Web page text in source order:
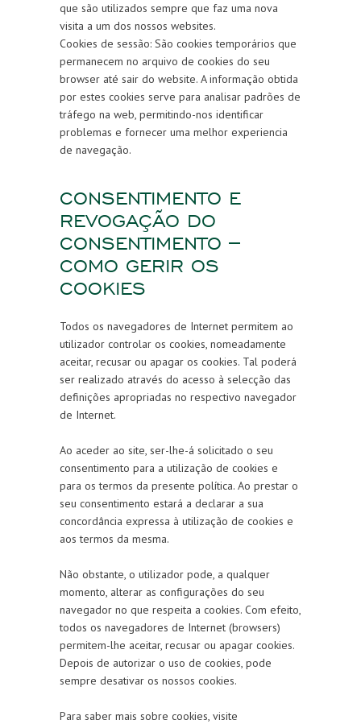
que são utilizados sempre que faz uma nova
visita a um dos nossos websites.
Cookies de sessão: São cookies temporários que
permanecem no arquivo de cookies do seu
browser até sair do website. A informação obtida
por estes cookies serve para analisar padrões de
tráfego na web, permitindo-nos identificar
problemas e fornecer uma melhor experiencia
de navegação.
CONSENTIMENTO E
REVOGAÇÃO DO
CONSENTIMENTO –
COMO GERIR OS
COOKIES
Todos os navegadores de Internet permitem ao
utilizador controlar os cookies, nomeadamente
aceitar, recusar ou apagar os cookies. Tal poderá
ser realizado através do acesso à selecção das
definições apropriadas no respectivo navegador
de Internet.
Ao aceder ao site, ser-lhe-á solicitado o seu
consentimento para a utilização de cookies e
para os termos da presente política. Ao prestar o
seu consentimento estará a declarar a sua
concordância expressa à utilização de cookies e
aos termos da mesma.
Não obstante, o utilizador pode, a qualquer
momento, alterar as configurações do seu
navegador no que respeita a cookies. Com efeito,
todos os navegadores de Internet (browsers)
permitem-lhe aceitar, recusar ou apagar cookies.
Depois de autorizar o uso de cookies, pode
sempre desativar os nossos cookies.
Para saber mais sobre cookies, visite